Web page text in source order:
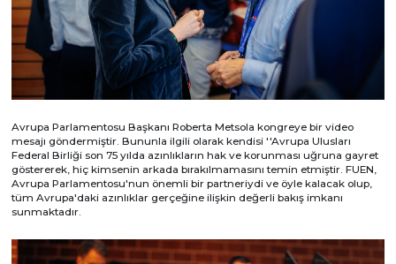
Avrupa Parlamentosu Başkanı Roberta Metsola kongreye bir video
mesajı göndermiştir. Bununla ilgili olarak kendisi ''Avrupa Ulusları
Federal Birliği son 75 yılda azınlıkların hak ve korunması uğruna gayret
göstererek, hiç kimsenin arkada bırakılmamasını temin etmiştir. FUEN,
Avrupa Parlamentosu'nun önemli bir partneriydi ve öyle kalacak olup,
tüm Avrupa'daki azınlıklar gerçeğine ilişkin değerli bakış imkanı
sunmaktadır.